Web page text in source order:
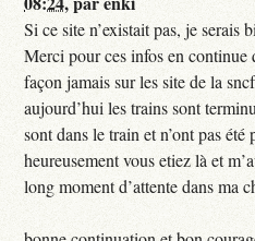
Si ce site n’existait pas, je serais
Merci pour ces infos en continue
façon jamais sur les site de la
aujourd’hui les trains sont
sont dans le train et n’ont pas été
heureusement vous etiez là et
long moment d’attente dans ma